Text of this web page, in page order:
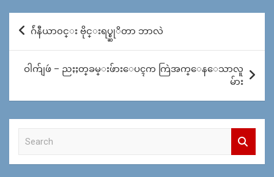
Post
navigation
ဂ်ဴနီယာ၀င္း ဗိုင္းရပ္စ္ဆုိတာ ဘာလဲ
ဝါက်ျဖဴ – ညႏႈတ္​ခမ္​းဖ်ား​ေပၚက ကြဲအက္​​ေန​ေသာလူ
မ်ား